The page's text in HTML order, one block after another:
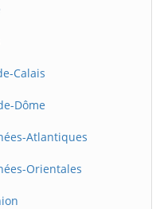
Calais
Dôme
Atlantiques
Orientales